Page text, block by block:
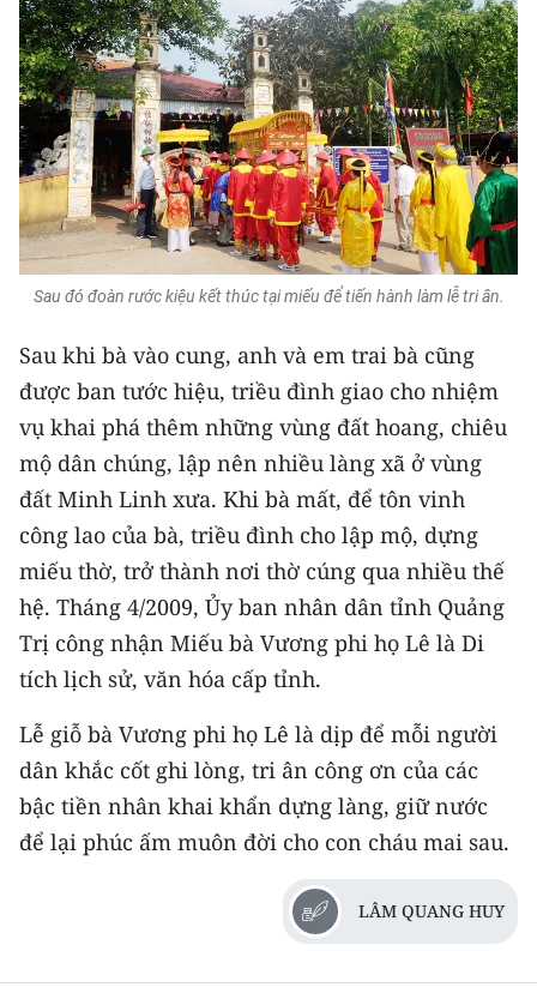
TIN MỚI
TIN ĐỊA PHƯƠNG
Trung du và miền núi phía Bắc
Đồng bằng sông Hồng
Bắc Trung Bộ
Duyên hải Nam Trung Bộ và Tây
Đông Nam Bộ
Đồng bằng sông Cửu Long
Chuyên trang Hà Nội
Chuyên trang TP. Hồ Chí Minh
CHUYÊN ĐỀ
CÁC CHUYÊN TRANG
THỜI NAY
NHÂN DÂN CUỐI TUẦN
Sau đó đoàn rước kiệu kết thúc tại miếu để tiến hành làm lễ tri ân.
Sau khi bà vào cung, anh và em trai bà cũng
được ban tước hiệu, triều đình giao cho nhiệm
vụ khai phá thêm những vùng đất hoang, chiêu
mộ dân chúng, lập nên nhiều làng xã ở vùng
đất Minh Linh xưa. Khi bà mất, để tôn vinh
công lao của bà, triều đình cho lập mộ, dựng
miếu thờ, trở thành nơi thờ cúng qua nhiều thế
hệ. Tháng 4/2009, Ủy ban nhân dân tỉnh Quảng
Trị công nhận Miếu bà Vương phi họ Lê là Di
tích lịch sử, văn hóa cấp tỉnh.
Lễ giỗ bà Vương phi họ Lê là dịp để mỗi người
dân khắc cốt ghi lòng, tri ân công ơn của các
bậc tiền nhân khai khẩn dựng làng, giữ nước
để lại phúc ấm muôn đời cho con cháu mai sau.
LÂM QUANG HUY